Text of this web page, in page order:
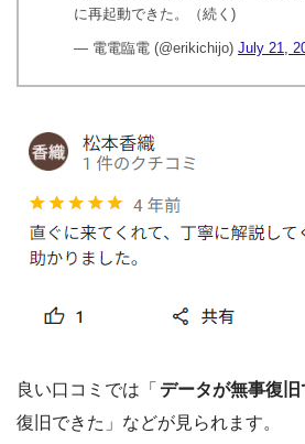
に再起動できた。（続く)
— 電電臨電 (@erikichijo) July 21,
良い口コミでは「 データが無事復旧
復旧できた」などが見られます。